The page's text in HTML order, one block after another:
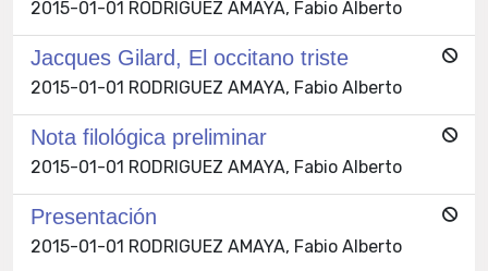
2015-01-01 RODRIGUEZ AMAYA, Fabio Alberto
Jacques Gilard, El occitano triste
2015-01-01 RODRIGUEZ AMAYA, Fabio Alberto
Nota filológica preliminar
2015-01-01 RODRIGUEZ AMAYA, Fabio Alberto
Presentación
2015-01-01 RODRIGUEZ AMAYA, Fabio Alberto